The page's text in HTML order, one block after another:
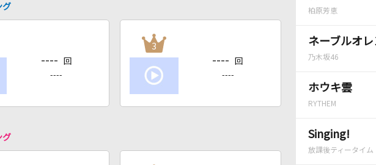
柏原芳恵
ネーブルオレ
乃木坂46
ホウキ雲
RYTHEM
Singing!
放課後ティータイム
グ
---- 回
----
3
---- 回
----
グ